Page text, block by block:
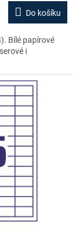
Do košíku
Bílé papírové
i